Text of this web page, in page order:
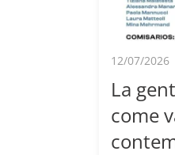
12/07/2026
La
come